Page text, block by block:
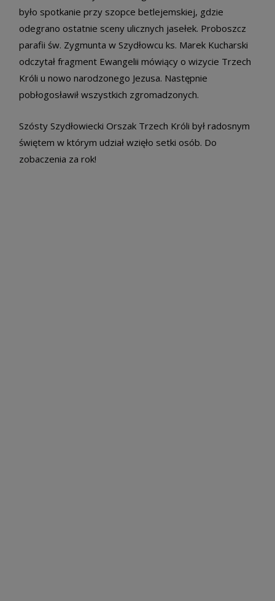
było spotkanie przy szopce betlejemskiej, gdzie
odegrano ostatnie sceny ulicznych jasełek. Proboszcz
parafii św. Zygmunta w Szydłowcu ks. Marek Kucharski
odczytał fragment Ewangelii mówiący o wizycie Trzech
Króli u nowo narodzonego Jezusa. Następnie
pobłogosławił wszystkich zgromadzonych.
Szósty Szydłowiecki Orszak Trzech Króli był radosnym
świętem w którym udział wzięło setki osób. Do
zobaczenia za rok!